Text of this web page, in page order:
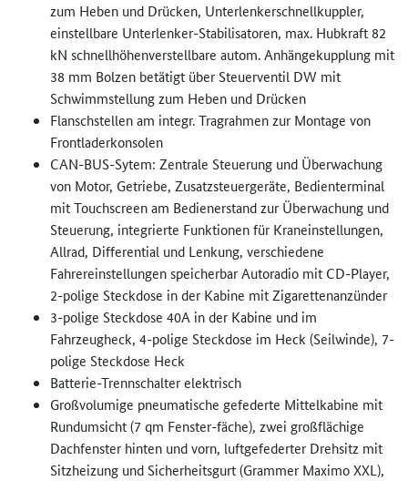
zum Heben und Drücken, Unterlenkerschnellkuppler,
einstellbare Unterlenker-Stabilisatoren, max. Hubkraft 82
kN schnellhöhenverstellbare autom. Anhängekupplung mit
38 mm Bolzen betätigt über Steuerventil DW mit
Schwimmstellung zum Heben und Drücken
Flanschstellen am integr. Tragrahmen zur Montage von
Frontladerkonsolen
CAN-BUS-Sytem: Zentrale Steuerung und Überwachung
von Motor, Getriebe, Zusatzsteuergeräte, Bedienterminal
mit Touchscreen am Bedienerstand zur Überwachung und
Steuerung, integrierte Funktionen für Kraneinstellungen,
Allrad, Differential und Lenkung, verschiedene
Fahrereinstellungen speicherbar Autoradio mit CD-Player,
2-polige Steckdose in der Kabine mit Zigarettenanzünder
3-polige Steckdose 40A in der Kabine und im
Fahrzeugheck, 4-polige Steckdose im Heck (Seilwinde), 7-
polige Steckdose Heck
Batterie-Trennschalter elektrisch
Großvolumige pneumatische gefederte Mittelkabine mit
Rundumsicht (7 qm Fenster-fäche), zwei großflächige
Dachfenster hinten und vorn, luftgefederter Drehsitz mit
Sitzheizung und Sicherheitsgurt (Grammer Maximo XXL),